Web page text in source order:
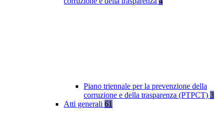
Piano triennale per la prevenzione della
corruzione e della trasparenza (PTPCT) 3
Atti generali 61